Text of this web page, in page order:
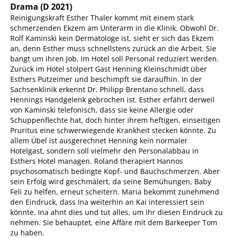
Drama (D 2021)
Reinigungskraft Esther Thaler kommt mit einem stark
schmerzenden Ekzem am Unterarm in die Klinik. Obwohl Dr.
Rolf Kaminski kein Dermatologe ist, sieht er sich das Ekzem
an, denn Esther muss schnellstens zurück an die Arbeit. Sie
bangt um ihren Job, im Hotel soll Personal reduziert werden.
Zurück im Hotel stolpert Gast Henning Kleinschmidt über
Esthers Putzeimer und beschimpft sie daraufhin. In der
Sachsenklinik erkennt Dr. Philipp Brentano schnell, dass
Hennings Handgelenk gebrochen ist. Esther erfährt derweil
von Kaminski telefonisch, dass sie keine Allergie oder
Schuppenflechte hat, doch hinter ihrem heftigen, einseitigen
Pruritus eine schwerwiegende Krankheit stecken könnte. Zu
allem Übel ist ausgerechnet Henning kein normaler
Hotelgast, sondern soll vielmehr den Personalabbau in
Esthers Hotel managen. Roland therapiert Hannos
psychosomatisch bedingte Kopf- und Bauchschmerzen. Aber
sein Erfolg wird geschmälert, da seine Bemühungen, Baby
Feli zu helfen, erneut scheitern. Maria bekommt zunehmend
den Eindruck, dass Ina weiterhin an Kai interessiert sein
könnte. Ina ahnt dies und tut alles, um ihr diesen Eindruck zu
nehmen. Sie behauptet, eine Affäre mit dem Barkeeper Tom
zu haben.